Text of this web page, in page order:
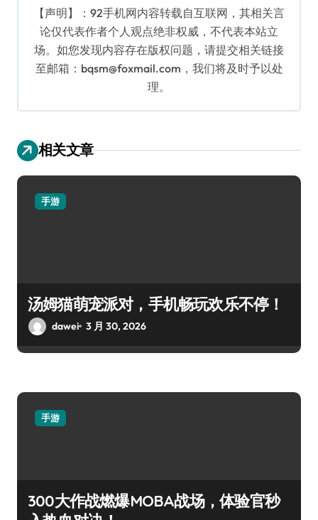
【声明】：92手机网内容转载自互联网，其相关言
论仅代表作者个人观点绝非权威，不代表本站立
场。如您发现内容存在版权问题，请提交相关链接
至邮箱：bqsm@foxmail.com，我们将及时予以处
理。
相关文章
手游
汤姆猫萌宠派对，手机畅玩欢乐不停！
dawei 3 月 30, 2026
手游
300大作战燃爆MOBA战场，体验官秒